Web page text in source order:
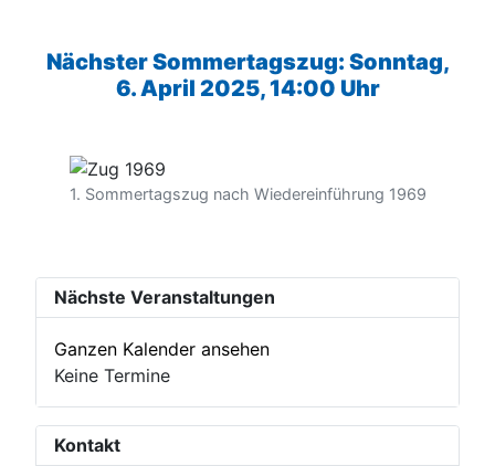
Nächster Sommertagszug: Sonntag,
6. April 2025, 14:00 Uhr
1. Sommertagszug nach Wiedereinführung 1969
Nächste Veranstaltungen
Ganzen Kalender ansehen
Keine Termine
Kontakt